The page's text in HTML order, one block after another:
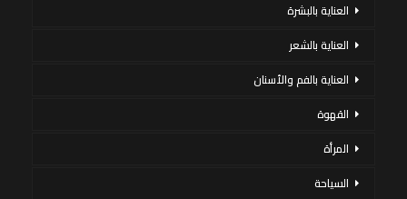
العناية بالبشرة
العناية بالشعر
العناية بالفم والأسنان
القهوة
المرأة
السياحة